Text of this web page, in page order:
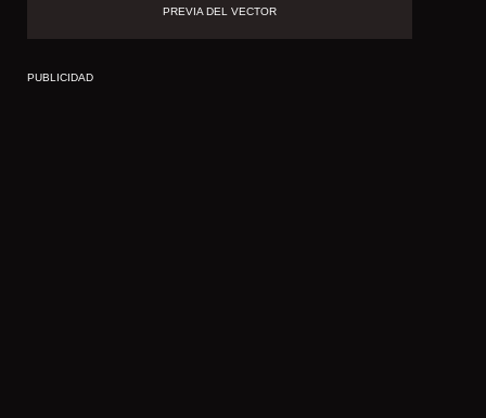
PREVIA DEL VECTOR
PUBLICIDAD